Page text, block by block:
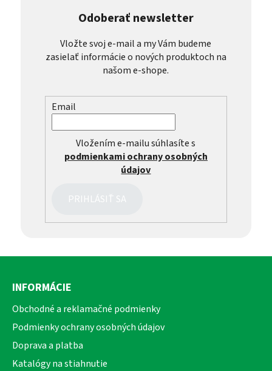
Odoberať newsletter
Vložte svoj e-mail a my Vám budeme
zasielať informácie o nových produktoch na
našom e-shope.
Email
Vložením e-mailu súhlasíte s
podmienkami ochrany osobných
údajov
PRIHLÁSIŤ SA
Z
INFORMÁCIE
Obchodné a reklamačné podmienky
Podmienky ochrany osobných údajov
Doprava a platba
Katalógy na stiahnutie